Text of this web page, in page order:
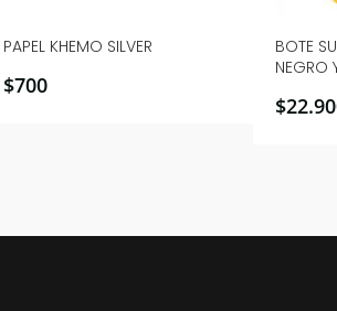
PAPEL KHEMO SILVER
$700
BOTE
NEGRO
$